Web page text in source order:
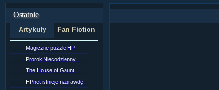
Ostatnie
Artykuły Fan Fiction
Magiczne puzzle HP
Prorok Niecodzienny ...
The House of Gaunt
HPnet istnieje naprawdę